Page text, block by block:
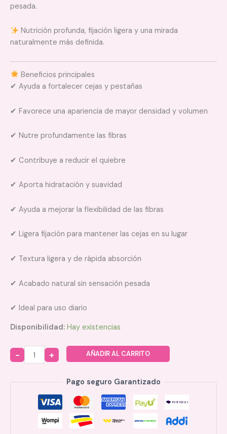
pesada.
Nutrición profunda, fijación ligera y una mirada
naturalmente más definida.
Beneficios principales
✔ Ayuda a fortalecer cejas y pestañas
✔ Favorece una apariencia de mayor densidad y volumen
✔ Nutre profundamente las fibras
✔ Contribuye a reducir el quiebre
✔ Aporta hidratación y suavidad
✔ Ayuda a mejorar la flexibilidad de las fibras
✔ Ligera fijación para mantener las cejas en su lugar
✔ Textura ligera y de rápida absorción
✔ Acabado natural sin sensación pesada
✔ Ideal para uso diario
Disponibilidad: Hay existencias
Quantity
AÑADIR AL CARRITO
Pago seguro Garantizado